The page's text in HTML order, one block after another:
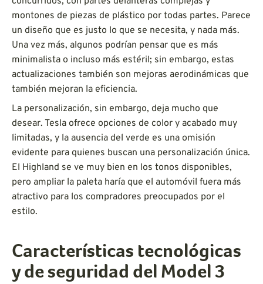
montones de piezas de plástico por todas partes. Parece
un diseño que es justo lo que se necesita, y nada más.
Una vez más, algunos podrían pensar que es más
minimalista o incluso más estéril; sin embargo, estas
actualizaciones también son mejoras aerodinámicas que
también mejoran la eficiencia.
La personalización, sin embargo, deja mucho que
desear. Tesla ofrece opciones de color y acabado muy
limitadas, y la ausencia del verde es una omisión
evidente para quienes buscan una personalización única.
El Highland se ve muy bien en los tonos disponibles,
pero ampliar la paleta haría que el automóvil fuera más
atractivo para los compradores preocupados por el
estilo.
Características tecnológicas
y de seguridad del Model 3